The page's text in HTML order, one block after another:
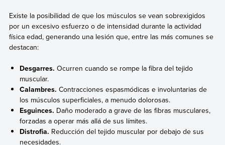
Existe la posibilidad de que los músculos se vean sobrexigidos
por un excesivo esfuerzo o de intensidad durante la actividad
física edad, generando una lesión que, entre las más comunes se
destacan:
Desgarres. Ocurren cuando se rompe la fibra del tejido
muscular.
Calambres. Contracciones espasmódicas e involuntarias de
los músculos superficiales, a menudo dolorosas.
Esguinces. Daño moderado a grave de las fibras musculares,
forzadas a operar más allá de sus límites.
Distrofia. Reducción del tejido muscular por debajo de sus
necesidades.